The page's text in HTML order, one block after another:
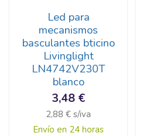
Led para
mecanismos
basculantes bticino
Livinglight
LN4742V230T
blanco
3,48 €
2,88 € s/iva
Envío en 24 horas